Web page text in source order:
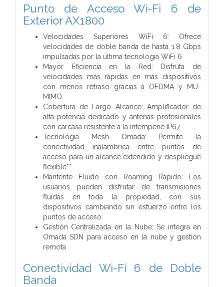
Punto de Acceso Wi-Fi 6 de
Exterior AX1800
Velocidades Superiores WiFi 6: Ofrece
velocidades de doble banda de hasta 1.8 Gbps
impulsadas por la última tecnología WiFi 6
Mayor Eficiencia en la Red: Disfruta de
velocidades más rápidas en más dispositivos
con menos retraso gracias a OFDMA y MU-
MIMO
Cobertura de Largo Alcance: Amplificador de
alta potencia dedicado y antenas profesionales
con carcasa resistente a la intemperie IP67
Tecnología Mesh Omada: Permite la
conectividad inalámbrica entre puntos de
acceso para un alcance extendido y despliegue
flexible**
Mantente Fluido con Roaming Rápido: Los
usuarios pueden disfrutar de transmisiones
fluidas en toda la propiedad, con sus
dispositivos cambiando sin esfuerzo entre los
puntos de acceso
Gestión Centralizada en la Nube: Se integra en
Omada SDN para acceso en la nube y gestión
remota
Conectividad Wi-Fi 6 de Doble
Banda